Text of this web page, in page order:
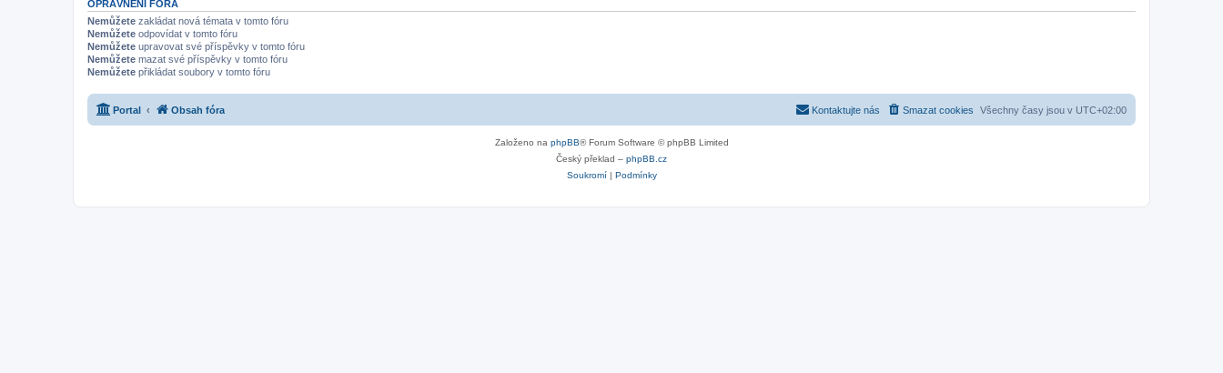
OPRÁVNĚNÍ FÓRA
Nemůžete zakládat nová témata v tomto fóru
Nemůžete odpovídat v tomto fóru
Nemůžete upravovat své příspěvky v tomto fóru
Nemůžete mazat své příspěvky v tomto fóru
Nemůžete přikládat soubory v tomto fóru
Portal Obsah fóra Všechny časy jsou v UTC+02:00
Smazat cookies
Kontaktujte nás
Založeno na phpBB® Forum Software © phpBB Limited
Český překlad – phpBB.cz
Soukromí| Podmínky